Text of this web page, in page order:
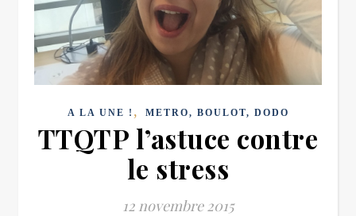
A LA UNE ! , METRO, BOULOT, DODO
TTQTP l’astuce contre
le stress
12 novembre 2015